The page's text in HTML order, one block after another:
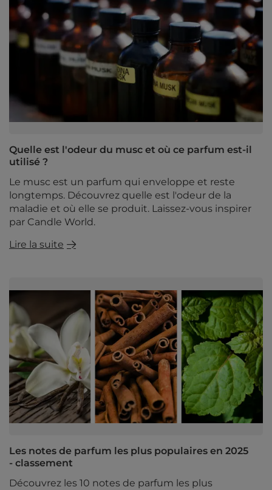
Quelle est l'odeur du musc et où ce parfum est-il
utilisé ?
Le musc est un parfum qui enveloppe et reste
longtemps. Découvrez quelle est l'odeur de la
maladie et où elle se produit. Laissez-vous inspirer
par Candle World.
Lire la suite
Les notes de parfum les plus populaires en 2025
- classement
Découvrez les 10 notes de parfum les plus